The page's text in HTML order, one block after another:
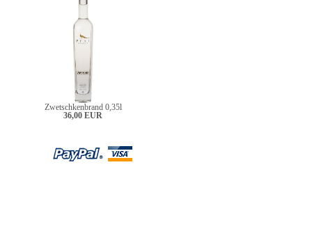
Zwetschkenbrand 0,35l
36,00 EUR